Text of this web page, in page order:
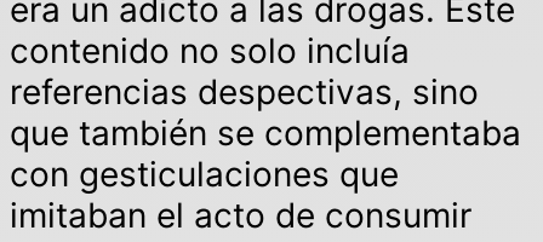
era un adicto a las drogas. Este
contenido no solo incluía
referencias despectivas, sino
que también se complementaba
con gesticulaciones que
imitaban el acto de consumir